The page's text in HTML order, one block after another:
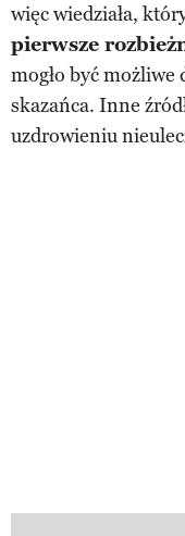
więc wiedziała,
pierwsze
mogło być
skazańca. Inne
uzdrowieniu